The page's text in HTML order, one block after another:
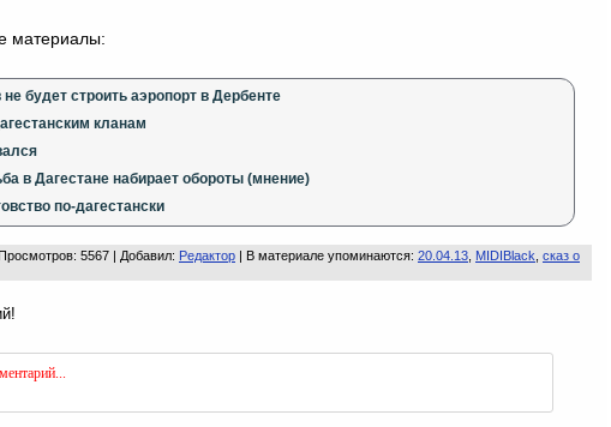
материалы:
будет строить аэропорт в Дербенте
кланам
в Дагестане набирает обороты (мнение)
по-дагестански
: 5567 | Добавил: Редактор | В материале упоминаются: 20.04.13 MIDIBlack сказ о